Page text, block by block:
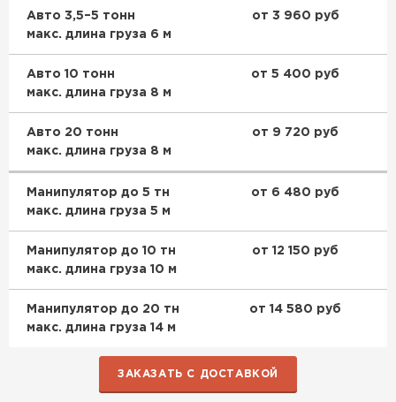
Авто 3,5–5 тонн
макс. длина груза 6 м
от 3 960 руб
Авто 10 тонн
макс. длина груза 8 м
от 5 400 руб
Авто 20 тонн
макс. длина груза 8 м
от 9 720 руб
Манипулятор до 5 тн
макс. длина груза 5 м
от 6 480 руб
Манипулятор до 10 тн
макс. длина груза 10 м
от 12 150 руб
Манипулятор до 20 тн
макс. длина груза 14 м
от 14 580 руб
ЗАКАЗАТЬ С ДОСТАВКОЙ